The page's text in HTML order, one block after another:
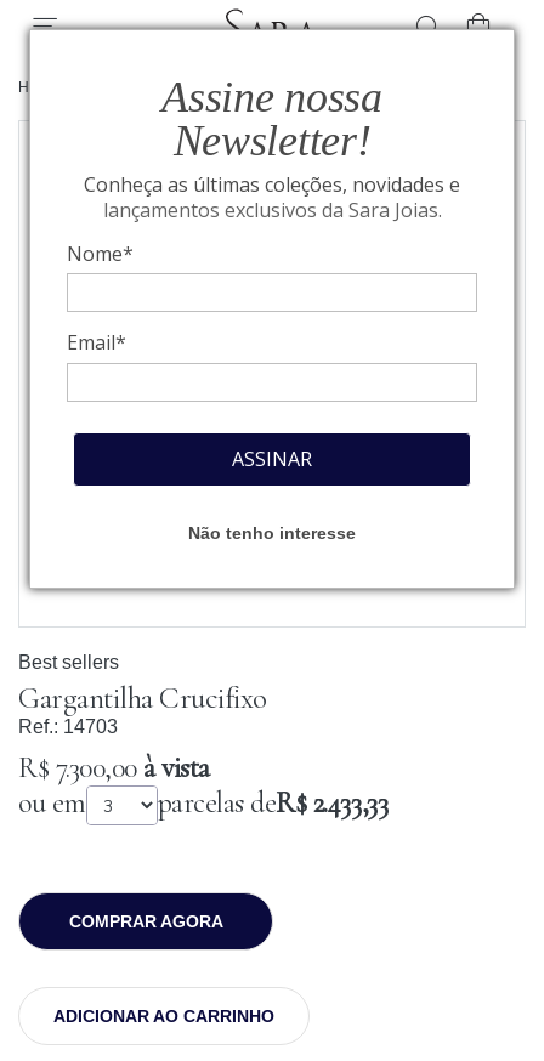
Assine nossa
Newsletter!
Conheça as últimas coleções, novidades e
lançamentos exclusivos da Sara Joias.
Nome*
Email*
ASSINAR
Não tenho interesse
HOME BEST SELLERS
Best sellers
Gargantilha Crucifixo
Ref.: 14703
R$ 7.300,00à vista
ou em
parcelas deR$ 2.433,33
COMPRAR AGORA
ADICIONAR AO CARRINHO